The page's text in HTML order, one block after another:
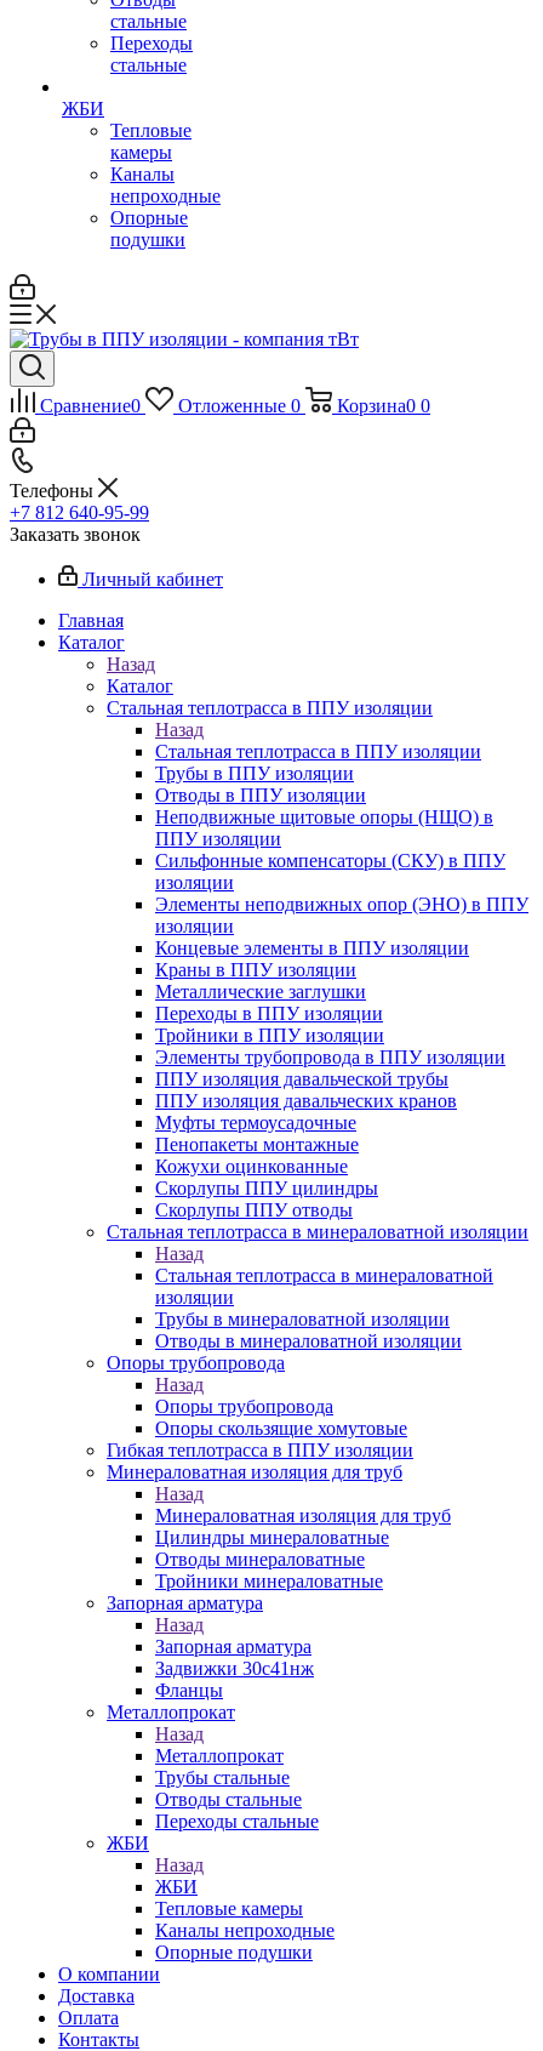
стальные
Переходы
стальные
ЖБИ
Тепловые
камеры
Каналы
непроходные
Опорные
подушки
Сравнение0 Отложенные 0 Корзина0 0
Телефоны
+7 812 640-95-99
Заказать звонок
Личный кабинет
Главная
Каталог
Назад
Каталог
Стальная теплотрасса в ППУ изоляции
Назад
Стальная теплотрасса в ППУ изоляции
Трубы в ППУ изоляции
Отводы в ППУ изоляции
Неподвижные щитовые опоры (НЩО) в
ППУ изоляции
Cильфонные компенсаторы (СКУ) в ППУ
изоляции
Элементы неподвижных опор (ЭНО) в ППУ
изоляции
Концевые элементы в ППУ изоляции
Краны в ППУ изоляции
Металлические заглушки
Переходы в ППУ изоляции
Тройники в ППУ изоляции
Элементы трубопровода в ППУ изоляции
ППУ изоляция давальческой трубы
ППУ изоляция давальческих кранов
Муфты термоусадочные
Пенопакеты монтажные
Кожухи оцинкованные
Скорлупы ППУ цилиндры
Скорлупы ППУ отводы
Стальная теплотрасса в минераловатной изоляции
Назад
Стальная теплотрасса в минераловатной
изоляции
Трубы в минераловатной изоляции
Отводы в минераловатной изоляции
Опоры трубопровода
Назад
Опоры трубопровода
Опоры скользящие хомутовые
Гибкая теплотрасса в ППУ изоляции
Минераловатная изоляция для труб
Назад
Минераловатная изоляция для труб
Цилиндры минераловатные
Отводы минераловатные
Тройники минераловатные
Запорная арматура
Назад
Запорная арматура
Задвижки 30с41нж
Фланцы
Металлопрокат
Назад
Металлопрокат
Трубы стальные
Отводы стальные
Переходы стальные
ЖБИ
Назад
ЖБИ
Тепловые камеры
Каналы непроходные
Опорные подушки
О компании
Доставка
Оплата
Контакты